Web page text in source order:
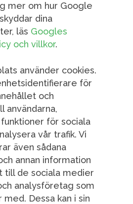
mer om hur Google
dina
läs Googles
och villkor.
använder cookies.
för
och
användarna,
för sociala
vår trafik. Vi
även sådana
annan information
till de sociala medier
analysföretag som
Dessa kan i sin